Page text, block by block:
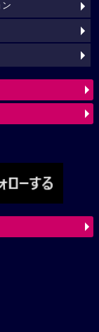
ン